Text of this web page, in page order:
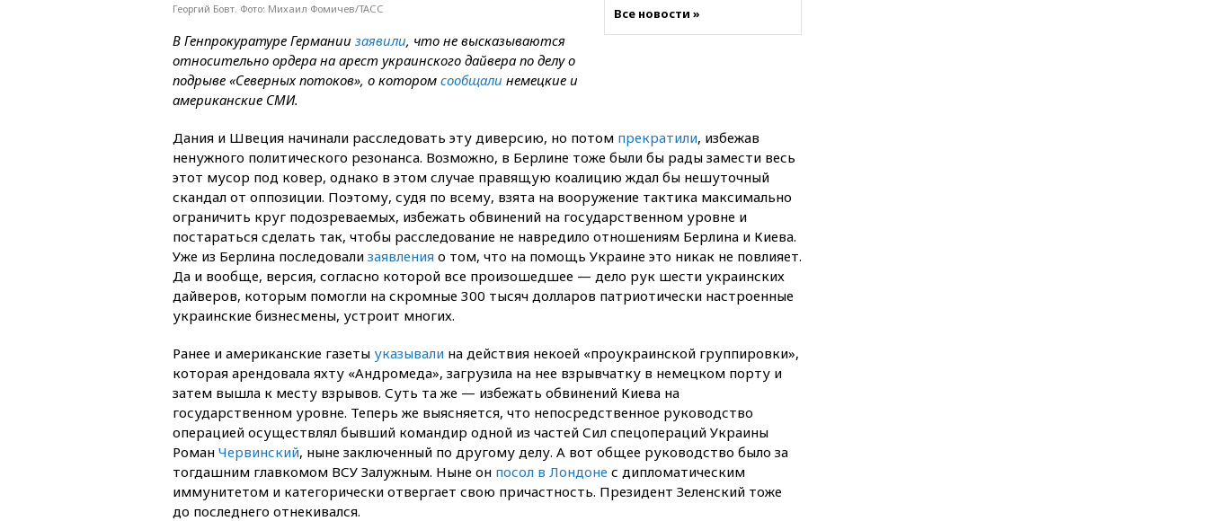
Венгрии
Болгарии
При атаке БПЛА в
Белгородской области погиб
мирный житель
В Аргентине умер отец
футболиста Лионеля Месси
14:43Турция ограничила
судоходство в Черном море
13:37Пляжи Геленджика
закрыты из-за опасности БПЛА
погранконтроль для
итальянских туристов
Возгорание на Ильском
НПЗ, вызванное атакой БПЛА,
потушили
Все новости »
Георгий Бовт. Фото: Михаил Фомичев/ТАСС
В Генпрокуратуре Германии заявили, что не высказываются
относительно ордера на арест украинского дайвера по делу о
подрыве «Северных потоков», о котором сообщали немецкие и
американские СМИ.
Дания и Швеция начинали расследовать эту диверсию, но потом прекратили, избежав
ненужного политического резонанса. Возможно, в Берлине тоже были бы рады замести весь
этот мусор под ковер, однако в этом случае правящую коалицию ждал бы нешуточный
скандал от оппозиции. Поэтому, судя по всему, взята на вооружение тактика максимально
ограничить круг подозреваемых, избежать обвинений на государственном уровне и
постараться сделать так, чтобы расследование не навредило отношениям Берлина и Киева.
Уже из Берлина последовали заявления о том, что на помощь Украине это никак не повлияет.
Да и вообще, версия, согласно которой все произошедшее — дело рук шести украинских
дайверов, которым помогли на скромные 300 тысяч долларов патриотически настроенные
украинские бизнесмены, устроит многих.
Ранее и американские газеты указывали на действия некоей «проукраинской группировки»,
которая арендовала яхту «Андромеда», загрузила на нее взрывчатку в немецком порту и
затем вышла к месту взрывов. Суть та же — избежать обвинений Киева на
государственном уровне. Теперь же выясняется, что непосредственное руководство
операцией осуществлял бывший командир одной из частей Сил спецопераций Украины
Роман Червинский, ныне заключенный по другому делу. А вот общее руководство было за
тогдашним главкомом ВСУ Залужным. Ныне он посол в Лондоне с дипломатическим
иммунитетом и категорически отвергает свою причастность. Президент Зеленский тоже
до последнего отнекивался.